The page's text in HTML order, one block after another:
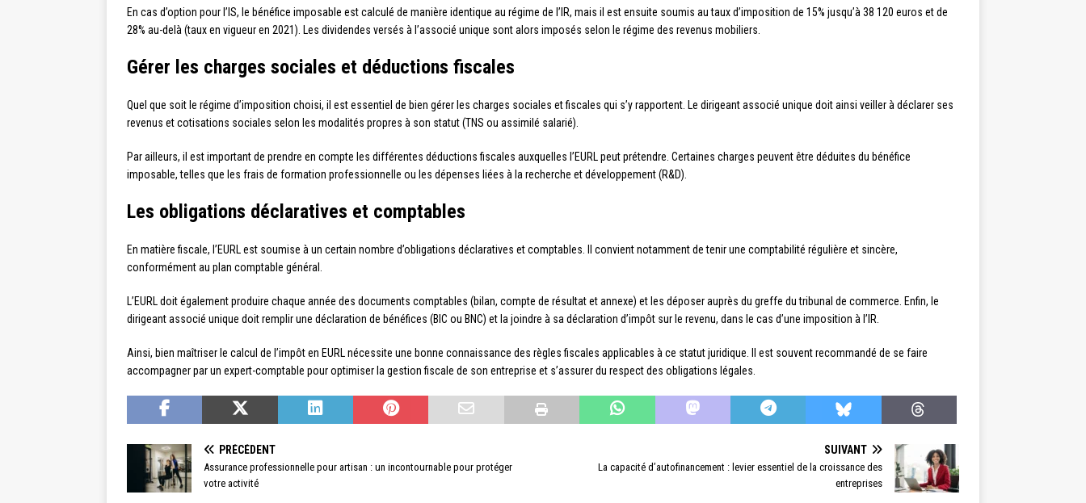
En cas d’option pour l’IS, le bénéfice imposable est calculé de manière identique au régime de l’IR, mais il est ensuite soumis au taux d’imposition de 15% jusqu’à 38 120 euros et de
28% au-delà (taux en vigueur en 2021). Les dividendes versés à l’associé unique sont alors imposés selon le régime des revenus mobiliers.
Gérer les charges sociales et déductions fiscales
Quel que soit le régime d’imposition choisi, il est essentiel de bien gérer les charges sociales et fiscales qui s’y rapportent. Le dirigeant associé unique doit ainsi veiller à déclarer ses
revenus et cotisations sociales selon les modalités propres à son statut (TNS ou assimilé salarié).
Par ailleurs, il est important de prendre en compte les différentes déductions fiscales auxquelles l’EURL peut prétendre. Certaines charges peuvent être déduites du bénéfice
imposable, telles que les frais de formation professionnelle ou les dépenses liées à la recherche et développement (R&D).
Les obligations déclaratives et comptables
En matière fiscale, l’EURL est soumise à un certain nombre d’obligations déclaratives et comptables. Il convient notamment de tenir une comptabilité régulière et sincère,
conformément au plan comptable général.
L’EURL doit également produire chaque année des documents comptables (bilan, compte de résultat et annexe) et les déposer auprès du greffe du tribunal de commerce. Enfin, le
dirigeant associé unique doit remplir une déclaration de bénéfices (BIC ou BNC) et la joindre à sa déclaration d’impôt sur le revenu, dans le cas d’une imposition à l’IR.
Ainsi, bien maîtriser le calcul de l’impôt en EURL nécessite une bonne connaissance des règles fiscales applicables à ce statut juridique. Il est souvent recommandé de se faire
accompagner par un expert-comptable pour optimiser la gestion fiscale de son entreprise et s’assurer du respect des obligations légales.
PRÉCÉDENT
Assurance professionnelle pour artisan : un incontournable pour protéger
votre activité
SUIVANT
La capacité d’autofinancement : levier essentiel de la croissance des
entreprises